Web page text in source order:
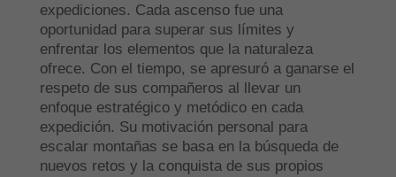
expediciones. Cada ascenso fue una
oportunidad para superar sus límites y
enfrentar los elementos que la naturaleza
ofrece. Con el tiempo, se apresuró a ganarse el
respeto de sus compañeros al llevar un
enfoque estratégico y metódico en cada
expedición. Su motivación personal para
escalar montañas se basa en la búsqueda de
nuevos retos y la conquista de sus propios